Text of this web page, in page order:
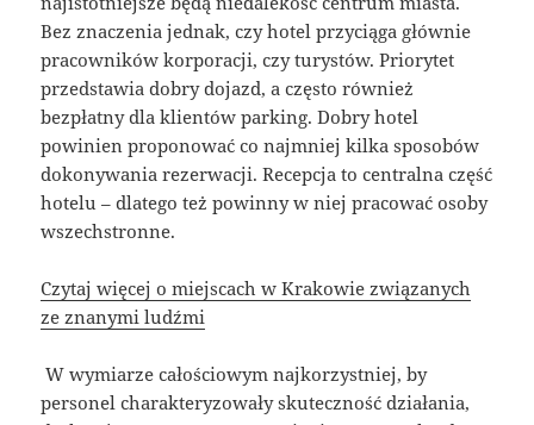
Bez znaczenia jednak, czy hotel przyciąga głównie
pracowników korporacji, czy turystów. Priorytet
przedstawia dobry dojazd, a często również
bezpłatny dla klientów parking. Dobry hotel
powinien proponować co najmniej kilka sposobów
dokonywania rezerwacji. Recepcja to centralna część
hotelu – dlatego też powinny w niej pracować osoby
wszechstronne.
Czytaj więcej o miejscach w Krakowie związanych
ze znanymi ludźmi
W wymiarze całościowym najkorzystniej, by
personel charakteryzowały skuteczność działania,